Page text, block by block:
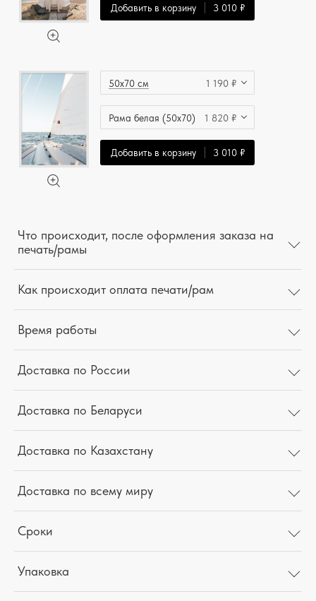
Добавить в корзину 3 010 ₽
50x70 см 1 190 ₽
Рама белая (50x70) 1 820 ₽
Добавить в корзину 3 010 ₽
Что происходит, после оформления заказа на
печать/рамы
Как происходит оплата печати/рам
Время работы
Доставка по России
Доставка по Беларуси
Доставка по Казахстану
Доставка по всему миру
Сроки
Упаковка